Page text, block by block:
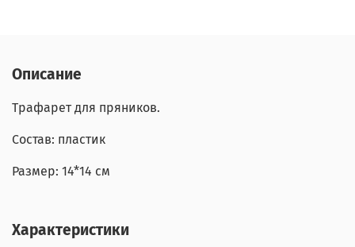
Описание
Трафарет для пряников.
Состав: пластик
Размер: 14*14 см
Характеристики